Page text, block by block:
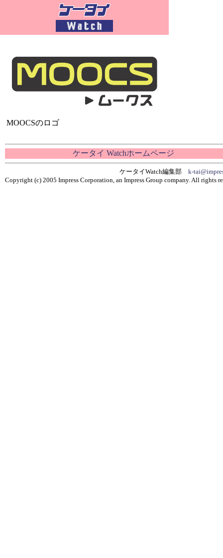
MOOCSのロゴ
ケータイ Watchホームページ
ケータイWatch編集部 k-
Copyright (c) 2005 Impress Corporation, an Impress Group company. All rights